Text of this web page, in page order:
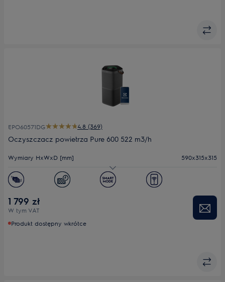
EPO60571DG 4.8 (369)
Oczyszczacz powietrza Pure 600 522 m3/h
Wymiary HxWxD [mm] 590x315x315
Efektywność filtracji (CADR m³/h)
Filtr HEPA
17.3 - 17.3
1 799 zł
W tym VAT
Produkt dostępny wkrótce